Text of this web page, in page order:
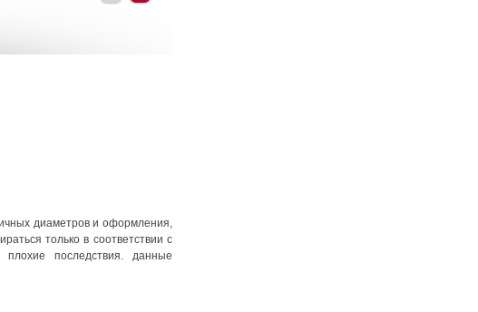
диаметров и оформления,
только в соответствии с
последствия. данные